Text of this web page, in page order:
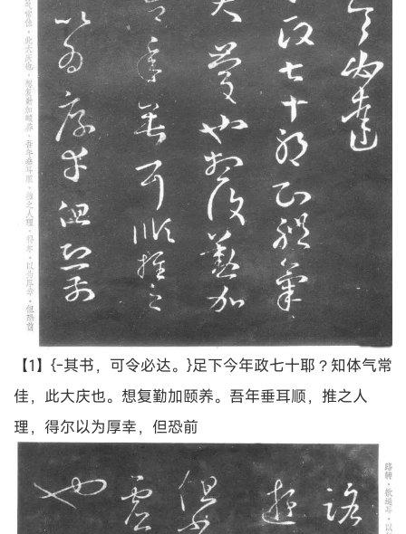
【1】{-其书，可令必达。}足下今年政七十耶？知体气常
佳，此大庆也。想复勤加颐养。吾年垂耳顺，推之人
理，得尔以为厚幸，但恐前